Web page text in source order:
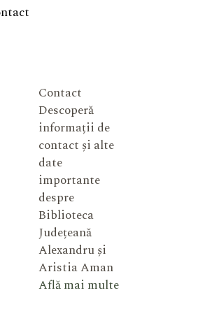
Contact
Descoperă
informații de
contact și alte
date
importante
despre
Biblioteca
Județeană
Alexandru și
Aristia Aman
Află mai multe